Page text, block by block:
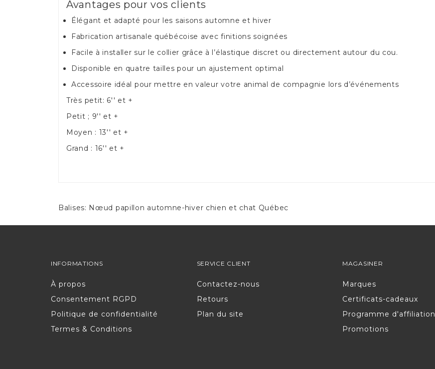
Avantages pour vos clients
Élégant et adapté pour les saisons automne et hiver
Fabrication artisanale québécoise avec finitions soignées
Facile à installer sur le collier grâce à l’élastique discret ou directement autour du cou.
Disponible en quatre tailles pour un ajustement optimal
Accessoire idéal pour mettre en valeur votre animal de compagnie lors d’événements
Très petit: 6'' et +
Petit ; 9'' et +
Moyen : 13'' et +
Grand : 16'' et +
Balises: Nœud papillon automne-hiver chien et chat Québec
INFORMATIONS
À propos
Consentement RGPD
Politique de confidentialité
Termes & Conditions
SERVICE CLIENT
Contactez-nous
Retours
Plan du site
MAGASINER
Marques
Certificats-cadeaux
Programme d'affiliation
Promotions